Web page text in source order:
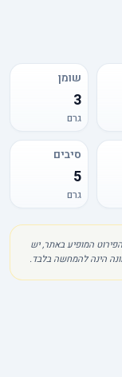
שומן
3
גרם
סיבים
5
גרם
המופיע באתר, יש
הינה להמחשה בלבד.